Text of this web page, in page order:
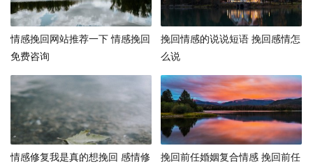
情感挽回网站推荐一下 情感挽回
免费咨询
挽回情感的说说短语 挽回感情怎
么说
情感修复我是真的想挽回 感情修
挽回前任婚姻复合情感 挽回前任